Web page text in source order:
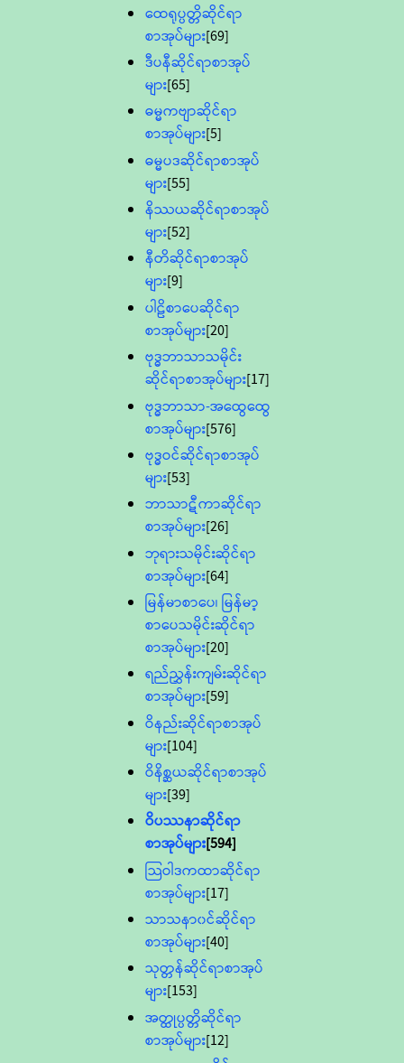
ထေရုပ္ပတ္တိဆိုင်ရာ
စာအုပ်များ[69]
ဒီပနီဆိုင်ရာစာအုပ်
များ[65]
ဓမ္မကဗျာဆိုင်ရာ
စာအုပ်များ[5]
ဓမ္မပဒဆိုင်ရာစာအုပ်
များ[55]
နိဿယဆိုင်ရာစာအုပ်
များ[52]
နီတိဆိုင်ရာစာအုပ်
များ[9]
ပါဠိစာပေဆိုင်ရာ
စာအုပ်များ[20]
ဗုဒ္ဓဘာသာသမိုင်း
ဆိုင်ရာစာအုပ်များ[17]
ဗုဒ္ဓဘာသာ-အထွေထွေ
စာအုပ်များ[576]
ဗုဒ္ဓဝင်ဆိုင်ရာစာအုပ်
များ[53]
ဘာသာဋီကာဆိုင်ရာ
စာအုပ်များ[26]
ဘုရားသမိုင်းဆိုင်ရာ
စာအုပ်များ[64]
မြန်မာစာပေ၊ မြန်မာ့
စာပေသမိုင်းဆိုင်ရာ
စာအုပ်များ[20]
ရည်ညွှန်းကျမ်းဆိုင်ရာ
စာအုပ်များ[59]
ဝိနည်းဆိုင်ရာစာအုပ်
များ[104]
ဝိနိစ္ဆယဆိုင်ရာစာအုပ်
များ[39]
ဝိပဿနာဆိုင်ရာ
စာအုပ်များ[594]
သြဝါဒကထာဆိုင်ရာ
စာအုပ်များ[17]
သာသနာ၀င်ဆိုင်ရာ
စာအုပ်များ[40]
သုတ္တန်ဆိုင်ရာစာအုပ်
များ[153]
အတ္ထုပ္ပတ္တိဆိုင်ရာ
စာအုပ်များ[12]